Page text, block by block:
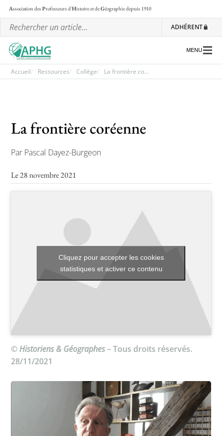
Association desProfesseurs d'Histoire et deGéographiedepuis 1910
ADHÉRENT
Les régionales
Communiqués et motions
Lettre d’information de l’APHG
Toutes les actualités
Les rendez-vous de l’APHG
Conférences, tables rondes
Critique d’ouvrages publiés
MENU
Accueil Ressources Collège La frontière co...
La frontière coréenne
Par Pascal Dayez-Burgeon
Le 28 novembre 2021
Cliquez pour accepter les cookies
statistiques et activer ce contenu
©Historiens & Géographes– Tous droits réservés.
28/11/2021